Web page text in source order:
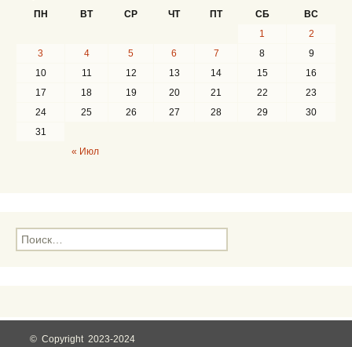
ПН ВТ СР ЧТ ПТ СБ ВС
« Июл
1
2
3
4 5 6 7 8
9
10
11 12 13 14 15
16
17
18 19 20 21 22
23
24
25 26 27 28 29
30
31
Н
а
:
© Copyright 2023-2024